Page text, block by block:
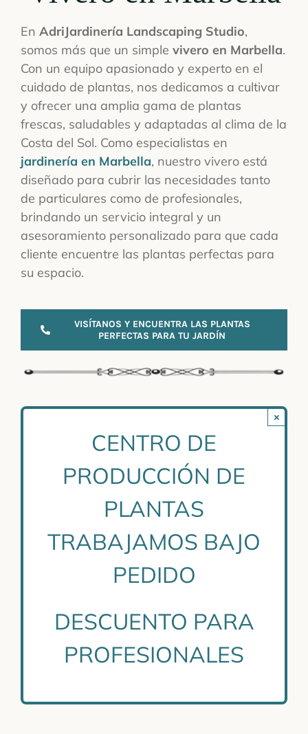
En AdriJardinería Landscaping Studio,
somos más que un simple vivero en Marbella.
Con un equipo apasionado y experto en el
cuidado de plantas, nos dedicamos a cultivar
y ofrecer una amplia gama de plantas
frescas, saludables y adaptadas al clima de la
Costa del Sol. Como especialistas en
jardinería en Marbella, nuestro vivero está
diseñado para cubrir las necesidades tanto
de particulares como de profesionales,
brindando un servicio integral y un
asesoramiento personalizado para que cada
cliente encuentre las plantas perfectas para
su espacio.
VISÍTANOS Y ENCUENTRA LAS PLANTAS
PERFECTAS PARA TU JARDÍN
CENTRO DE
PRODUCCIÓN DE
PLANTAS
TRABAJAMOS BAJO
PEDIDO
DESCUENTO PARA
PROFESIONALES
×